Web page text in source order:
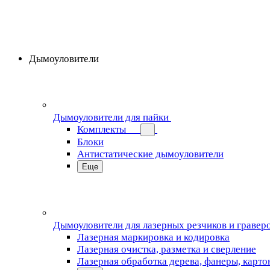
Дымоуловители
Дымоуловители для пайки
Комплекты
Блоки
Антистатические дымоуловители
Еще
Дымоуловители для лазерных резчиков и
Лазерная маркировка и кодировка
Лазерная очистка, разметка и сверление
Лазерная обработка дерева, фанеры,